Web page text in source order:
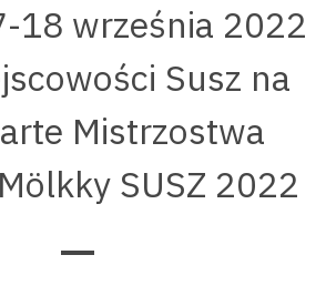
18 września 2022
Susz na
Mistrzostwa
SUSZ 2022